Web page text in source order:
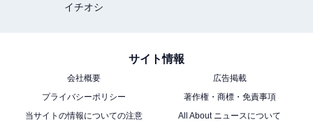
イチオシ
サイト情報
会社概要
広告掲載
プライバシーポリシー
著作権・商標・免責事項
当サイトの情報についての注意
All About ニュースについて